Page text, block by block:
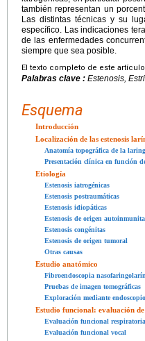
también representan un
Las distintas técnicas y su
específico. Las indicaciones
de las enfermedades
siempre que sea posible.
El texto completo de este
Palabras clave : Estenosis,
Esquema
Introducción
Localización de las estenosis
Anatomía topográfica de la
Presentación clínica en función
Etiología
Estenosis iatrogénicas
Estenosis postraumáticas
Estenosis idiopáticas
Estenosis de origen
Estenosis congénitas
Estenosis de origen tumoral
Otras causas
Estudio anatómico
Fibroendoscopia
Pruebas de imagen tomográficas
Exploración mediante
Estudio funcional: evaluación de
Evaluación funcional respiratoria
Evaluación funcional vocal